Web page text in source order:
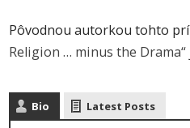
Pôvodnou autorkou tohto
Religion … minus the Drama“
Bio Latest Posts